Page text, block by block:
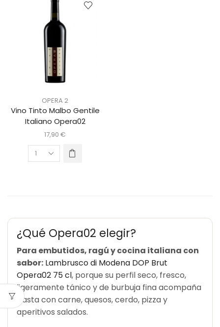
OPERA 2
Vino Tinto Malbo Gentile
Italiano Opera02
17,90 €
¿Qué Opera02 elegir?
Para embutidos, ragú y cocina italiana con
sabor: Lambrusco di Modena DOP Brut
Opera02 75 cl, porque su perfil seco, fresco,
ligeramente tánico y de burbuja fina acompaña
pasta con carne, quesos, cerdo, pizza y
aperitivos salados.